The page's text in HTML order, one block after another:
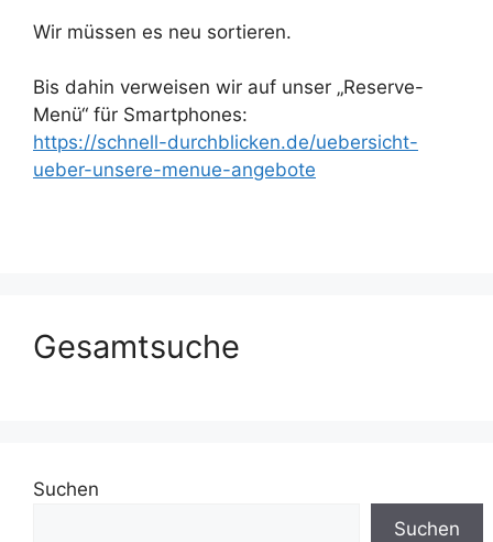
Wir müssen es neu sortieren.
Bis dahin verweisen wir auf unser „Reserve-
Menü“ für Smartphones:
https://schnell-durchblicken.de/uebersicht-
ueber-unsere-menue-angebote
Gesamtsuche
Suchen
Suchen